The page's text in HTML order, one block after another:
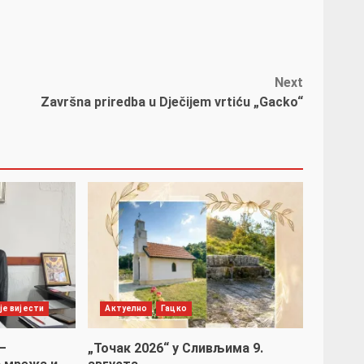
Next
Završna priredba u Dječijem vrtiću „Gacko“
вијести Актуелно Гацко
„Точак 2026“ у Сливљима 9.